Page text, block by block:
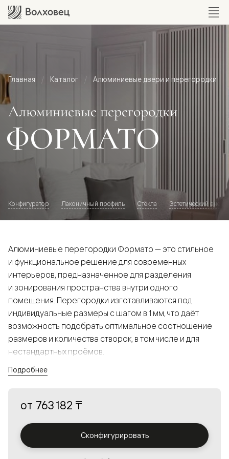
Главная Каталог Алюминиевые двери и перегородки
Алюминиевые перегородки
ФОРМАТО
Конфигуратор Лаконичный профиль Стёкла Эстетический
Алюминиевые перегородки Формато — это стильное
и функциональное решение для современных
интерьеров, предназначенное для разделения
и зонирования пространства внутри одного
помещения. Перегородки изготавливаются под
индивидуальные размеры с шагом в 1 мм, что даёт
возможность подобрать оптимальное соотношение
размеров и количества створок, в том числе и для
нестандартных проёмов.
а большой выбор вставок из стекла с различными
решения в интерьере и варьировать освещённость.
Подробнее
от 763 182 ₸
Сконфигурировать